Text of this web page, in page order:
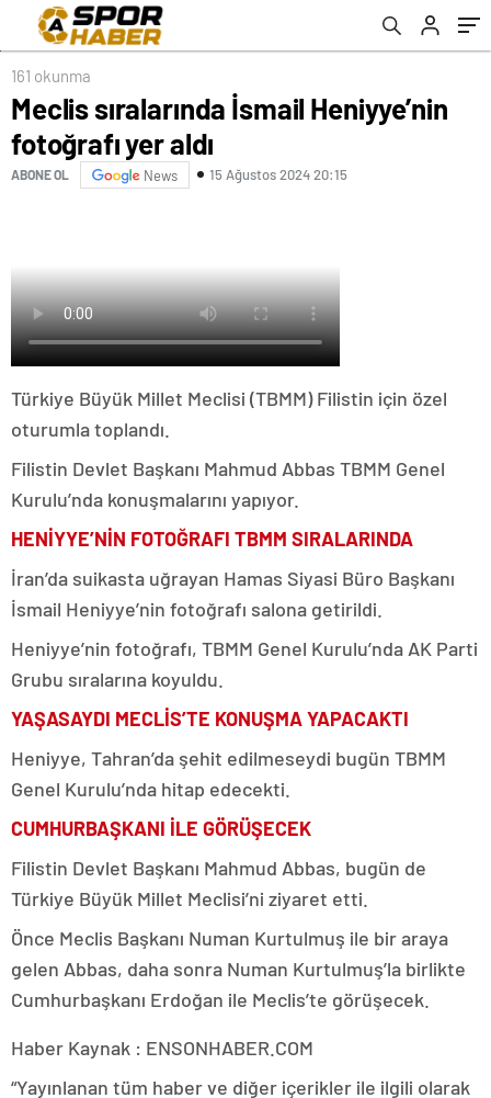
161 okunma
Meclis sıralarında İsmail Heniyye’nin
fotoğrafı yer aldı
ABONE OL News 15 Ağustos 2024 20:15
Türkiye Büyük Millet Meclisi (TBMM) Filistin için özel
oturumla toplandı.
Filistin Devlet Başkanı Mahmud Abbas TBMM Genel
Kurulu’nda konuşmalarını yapıyor.
HENİYYE’NİN FOTOĞRAFI TBMM SIRALARINDA
İran’da suikasta uğrayan Hamas Siyasi Büro Başkanı
İsmail Heniyye’nin fotoğrafı salona getirildi.
Heniyye’nin fotoğrafı, TBMM Genel Kurulu’nda AK Parti
Grubu sıralarına koyuldu.
YAŞASAYDI MECLİS’TE KONUŞMA YAPACAKTI
Heniyye, Tahran’da şehit edilmeseydi bugün TBMM
Genel Kurulu’nda hitap edecekti.
CUMHURBAŞKANI İLE GÖRÜŞECEK
Filistin Devlet Başkanı Mahmud Abbas, bugün de
Türkiye Büyük Millet Meclisi’ni ziyaret etti.
Önce Meclis Başkanı Numan Kurtulmuş ile bir araya
gelen Abbas, daha sonra Numan Kurtulmuş’la birlikte
Cumhurbaşkanı Erdoğan ile Meclis’te görüşecek.
Haber Kaynak : ENSONHABER.COM
“Yayınlanan tüm haber ve diğer içerikler ile ilgili olarak